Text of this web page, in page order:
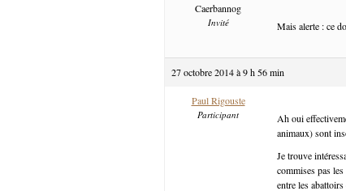
Caerbannog
Invité Mais alerte : ce
27 octobre 2014 à 9 h 56 min
Paul Rigouste
Participant
Ah oui
animaux) sont
Je trouve
commises pas
entre les